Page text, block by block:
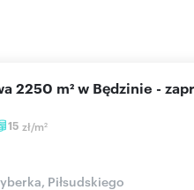
15 zł/m2
2250 m² w Będzinie -
Piłsudskiego